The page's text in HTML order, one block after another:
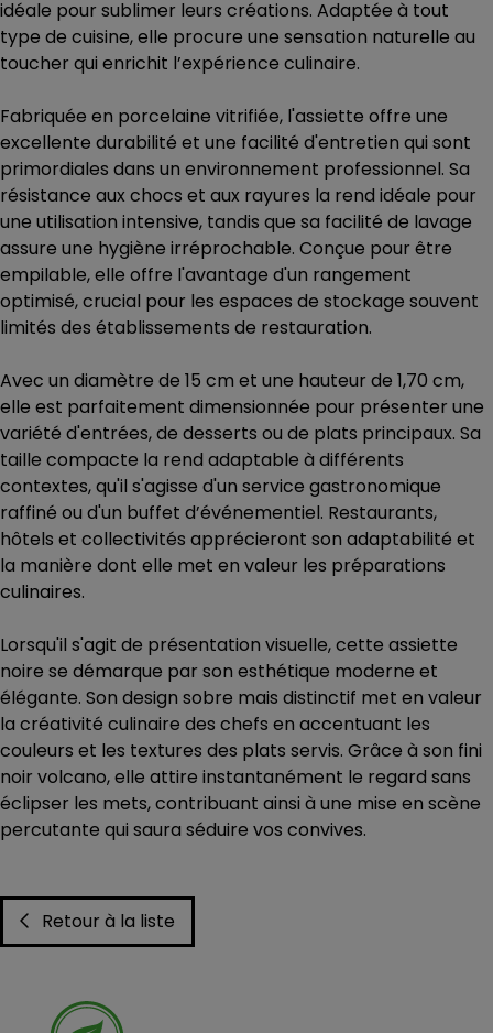
idéale pour sublimer leurs créations. Adaptée à tout
type de cuisine, elle procure une sensation naturelle au
toucher qui enrichit l’expérience culinaire.
Fabriquée en porcelaine vitrifiée, l'assiette offre une
excellente durabilité et une facilité d'entretien qui sont
primordiales dans un environnement professionnel. Sa
résistance aux chocs et aux rayures la rend idéale pour
une utilisation intensive, tandis que sa facilité de lavage
assure une hygiène irréprochable. Conçue pour être
empilable, elle offre l'avantage d'un rangement
optimisé, crucial pour les espaces de stockage souvent
limités des établissements de restauration.
Avec un diamètre de 15 cm et une hauteur de 1,70 cm,
elle est parfaitement dimensionnée pour présenter une
variété d'entrées, de desserts ou de plats principaux. Sa
taille compacte la rend adaptable à différents
contextes, qu'il s'agisse d'un service gastronomique
raffiné ou d'un buffet d’événementiel. Restaurants,
hôtels et collectivités apprécieront son adaptabilité et
la manière dont elle met en valeur les préparations
culinaires.
Lorsqu'il s'agit de présentation visuelle, cette assiette
noire se démarque par son esthétique moderne et
élégante. Son design sobre mais distinctif met en valeur
la créativité culinaire des chefs en accentuant les
couleurs et les textures des plats servis. Grâce à son fini
noir volcano, elle attire instantanément le regard sans
éclipser les mets, contribuant ainsi à une mise en scène
percutante qui saura séduire vos convives.
Retour à la liste